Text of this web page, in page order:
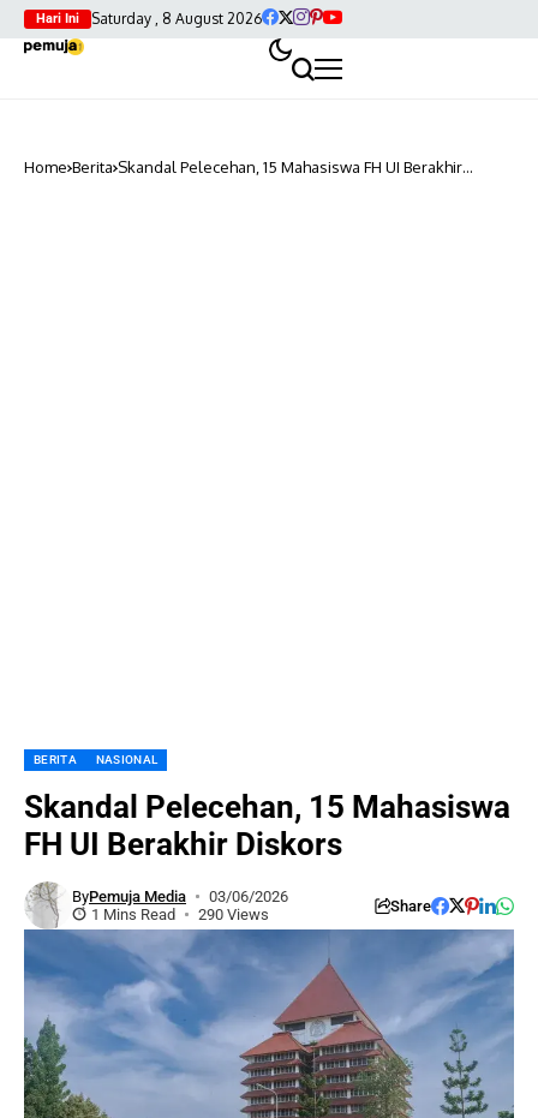
Hari Ini Saturday , 8 August 2026
Home Berita Skandal Pelecehan, 15 Mahasiswa FH UI Berakhir
BERITA NASIONAL
Skandal Pelecehan, 15 Mahasiswa
FH UI Berakhir Diskors
ByPemuja Media
03/06/2026
1 Mins Read
290 Views Share